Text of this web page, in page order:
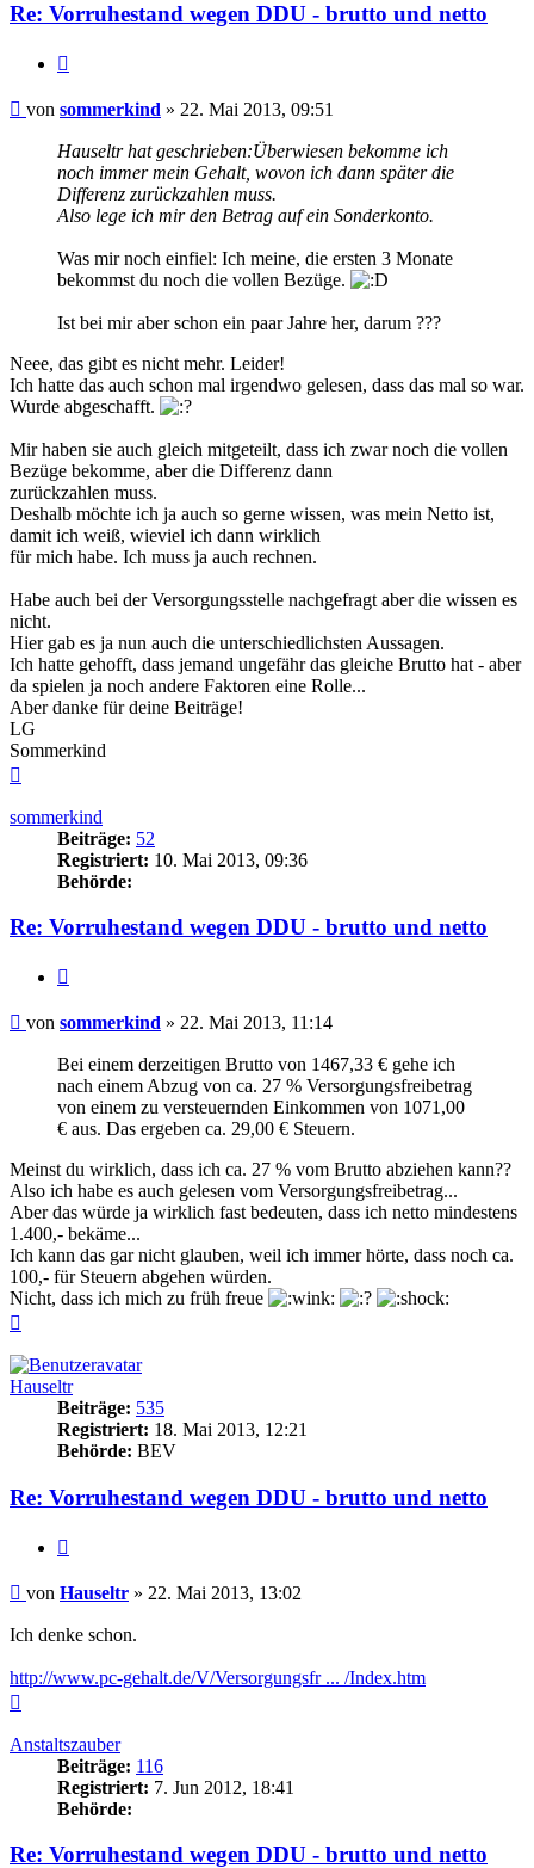
Re: Vorruhestand wegen DDU - brutto und netto
Beitrag
von sommerkind » 22. Mai 2013, 09:51
Hauseltr hat geschrieben:Überwiesen bekomme ich
noch immer mein Gehalt, wovon ich dann später die
Differenz zurückzahlen muss.
Also lege ich mir den Betrag auf ein Sonderkonto.
Was mir noch einfiel: Ich meine, die ersten 3 Monate
bekommst du noch die vollen Bezüge.
Ist bei mir aber schon ein paar Jahre her, darum ???
Neee, das gibt es nicht mehr. Leider!
Ich hatte das auch schon mal irgendwo gelesen, dass das mal so war.
Wurde abgeschafft.
Mir haben sie auch gleich mitgeteilt, dass ich zwar noch die vollen
Bezüge bekomme, aber die Differenz dann
zurückzahlen muss.
Deshalb möchte ich ja auch so gerne wissen, was mein Netto ist,
damit ich weiß, wieviel ich dann wirklich
für mich habe. Ich muss ja auch rechnen.
Habe auch bei der Versorgungsstelle nachgefragt aber die wissen es
nicht.
Hier gab es ja nun auch die unterschiedlichsten Aussagen.
Ich hatte gehofft, dass jemand ungefähr das gleiche Brutto hat - aber
da spielen ja noch andere Faktoren eine Rolle...
Aber danke für deine Beiträge!
LG
Sommerkind
sommerkind
Beiträge: 52
Registriert: 10. Mai 2013, 09:36
Behörde:
Re: Vorruhestand wegen DDU - brutto und netto
Beitrag
von sommerkind » 22. Mai 2013, 11:14
Bei einem derzeitigen Brutto von 1467,33 € gehe ich
nach einem Abzug von ca. 27 % Versorgungsfreibetrag
von einem zu versteuernden Einkommen von 1071,00
€ aus. Das ergeben ca. 29,00 € Steuern.
Meinst du wirklich, dass ich ca. 27 % vom Brutto abziehen kann??
Also ich habe es auch gelesen vom Versorgungsfreibetrag...
Aber das würde ja wirklich fast bedeuten, dass ich netto mindestens
1.400,- bekäme...
Ich kann das gar nicht glauben, weil ich immer hörte, dass noch ca.
100,- für Steuern abgehen würden.
Nicht, dass ich mich zu früh freue
Hauseltr
Beiträge: 535
Registriert: 18. Mai 2013, 12:21
Behörde: BEV
Re: Vorruhestand wegen DDU - brutto und netto
Beitrag
von Hauseltr » 22. Mai 2013, 13:02
Ich denke schon.
http://www.pc-gehalt.de/V/Versorgungsfr ... /Index.htm
Anstaltszauber
Beiträge: 116
Registriert: 7. Jun 2012, 18:41
Behörde:
Re: Vorruhestand wegen DDU - brutto und netto